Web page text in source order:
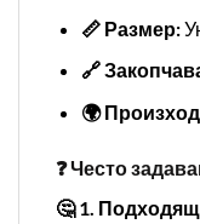
📏 Размер:
🔗
🌍
❓ Често
🤔 1.